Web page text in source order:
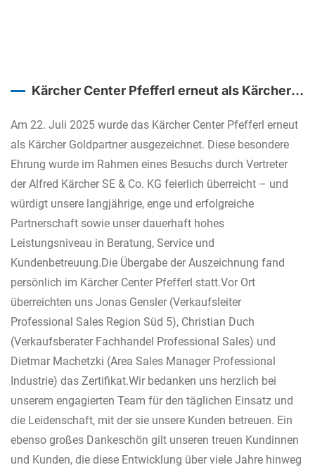
Kärcher Center Pfefferl erneut als Kärcher
Am 22. Juli 2025 wurde das Kärcher Center Pfefferl erneut
als Kärcher Goldpartner ausgezeichnet. Diese besondere
Ehrung wurde im Rahmen eines Besuchs durch Vertreter
der Alfred Kärcher SE & Co. KG feierlich überreicht – und
würdigt unsere langjährige, enge und erfolgreiche
Partnerschaft sowie unser dauerhaft hohes
Leistungsniveau in Beratung, Service und
Kundenbetreuung.Die Übergabe der Auszeichnung fand
persönlich im Kärcher Center Pfefferl statt.Vor Ort
überreichten uns Jonas Gensler (Verkaufsleiter
Professional Sales Region Süd 5), Christian Duch
(Verkaufsberater Fachhandel Professional Sales) und
Dietmar Machetzki (Area Sales Manager Professional
Industrie) das Zertifikat.Wir bedanken uns herzlich bei
unserem engagierten Team für den täglichen Einsatz und
die Leidenschaft, mit der sie unsere Kunden betreuen. Ein
ebenso großes Dankeschön gilt unseren treuen Kundinnen
und Kunden, die diese Entwicklung über viele Jahre hinweg